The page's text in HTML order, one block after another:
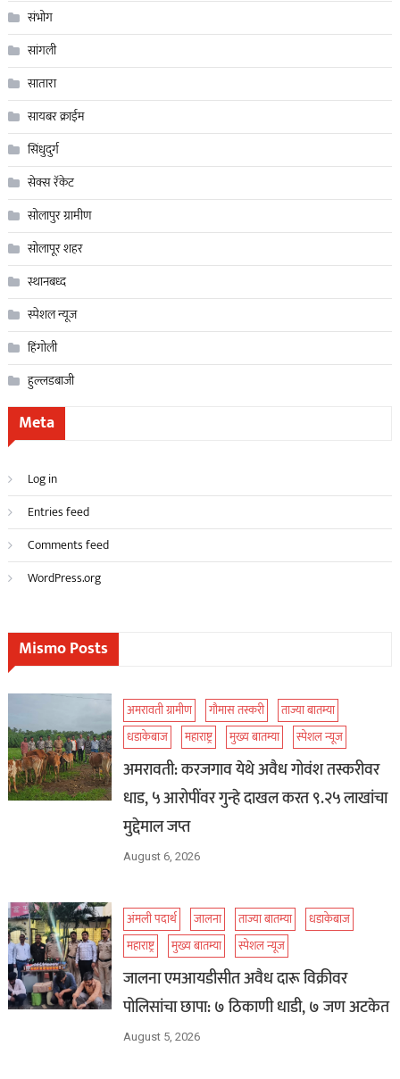
संभोग
सांगली
सातारा
सायबर क्राईम
सिंधुदुर्ग
सेक्स रॅकेट
सोलापुर ग्रामीण
सोलापूर शहर
स्थानबध्द
स्पेशल न्यूज
हिंगोली
हुल्लडबाजी
Meta
Log in
Entries feed
Comments feed
WordPress.org
Mismo Posts
अमरावती ग्रामीण गौमास तस्करी
ताज्या बातम्या
धडाकेबाज
महाराष्ट्र मुख्य बातम्या स्पेशल न्यूज
अमरावती: करजगाव येथे अवैध गोवंश तस्करीवर
धाड, ५ आरोपींवर गुन्हे दाखल करत ९.२५ लाखांचा
मुद्देमाल जप्त
August 6, 2026
अंमली पदार्थ जालना ताज्या बातम्या
धडाकेबाज
महाराष्ट्र
मुख्य बातम्या स्पेशल न्यूज
जालना एमआयडीसीत अवैध दारू विक्रीवर
पोलिसांचा छापा: ७ ठिकाणी धाडी, ७ जण अटकेत
August 5, 2026